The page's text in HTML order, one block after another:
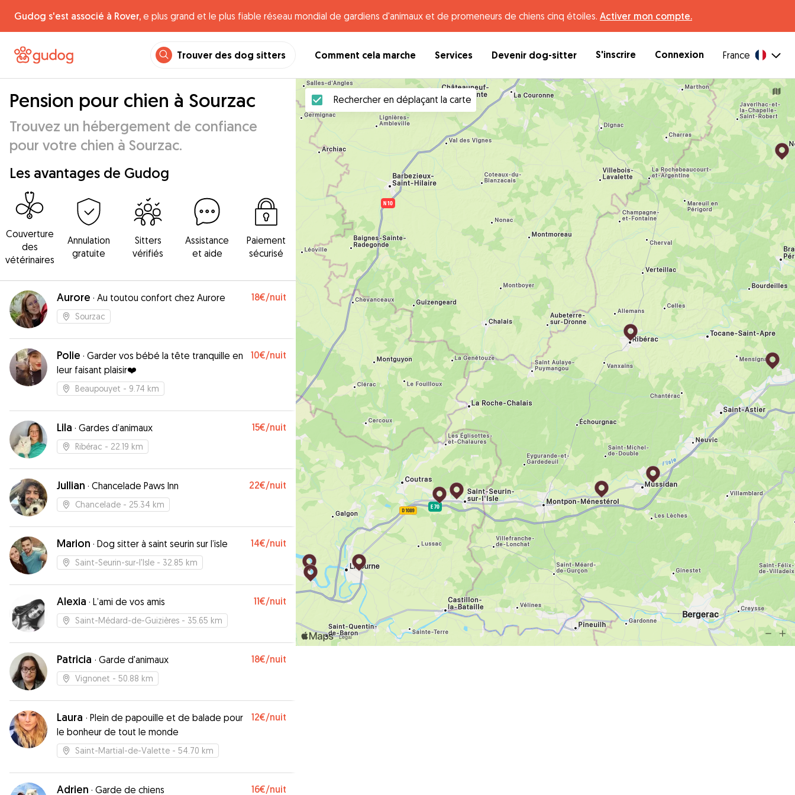
Gudog s'est associé à Rover, e plus grand et le plus fiable réseau mondial de gardiens d'animaux et de promeneurs de chiens cinq étoiles. Activer mon compte.
Trouver des dog sitters Comment cela marche Services Devenir dog-sitter S'inscrire Connexion France
Pension pour chien à Sourzac
Trouvez un hébergement de confiance
pour votre chien à Sourzac.
Les avantages de Gudog
Couverture
des
vétérinaires
Annulation
gratuite
Sitters
vérifiés
Assistance
et aide
Paiement
sécurisé
Aurore · Au toutou confort chez Aurore 18€/nuit
Sourzac
Polie · Garder vos bébé la tête tranquille en
leur faisant plaisir❤️
10€/nuit
Beaupouyet - 9.74 km
Lila · Gardes d’animaux 15€/nuit
Ribérac - 22.19 km
Jullian · Chancelade Paws Inn 22€/nuit
Chancelade - 25.34 km
Marion · Dog sitter à saint seurin sur l’isle 14€/nuit
Saint-Seurin-sur-l'Isle - 32.85 km
Alexia · L’ami de vos amis 11€/nuit
Saint-Médard-de-Guizières - 35.65 km
Patricia · Garde d'animaux 18€/nuit
Vignonet - 50.88 km
Laura · Plein de papouille et de balade pour
le bonheur de tout le monde
12€/nuit
Saint-Martial-de-Valette - 54.70 km
Adrien · Garde de chiens 16€/nuit
Rechercher en déplaçant la carte